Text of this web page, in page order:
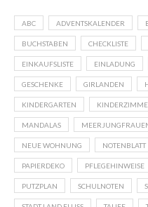
ABC ADVENTSKALENDER
BUCHSTABEN CHECKLISTE
EINKAUFSLISTE EINLADUNG
GESCHENKE GIRLANDEN
KINDERGARTEN
MANDALAS
NEUE WOHNUNG NOTENBLATT
PAPIERDEKO PFLEGEHINWEISE
PUTZPLAN SCHULNOTEN